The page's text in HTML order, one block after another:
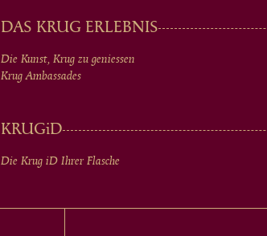
DAS KRUG ERLEBNIS
Die Kunst, Krug zu geniessen
Krug Ambassades
KRUGiD
Die Krug iD Ihrer Flasche